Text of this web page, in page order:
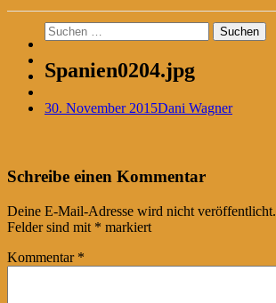
Suchen
nach:
Spanien0204.jpg
30. November 2015Dani Wagner
Post
navigation
←
Schreibe einen Kommentar
Deine E-Mail-Adresse wird nicht veröffentlicht.
Felder sind mit * markiert
Kommentar *